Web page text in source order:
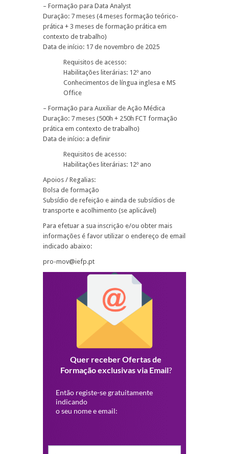
– Formação para Data Analyst
Duração: 7 meses (4 meses formação teórico-
prática + 3 meses de formação prática em
contexto de trabalho)
Data de início: 17 de novembro de 2025
Requisitos de acesso:
Habilitações literárias: 12º ano
Conhecimentos de língua inglesa e MS
Office
– Formação para Auxiliar de Ação Médica
Duração: 7 meses (500h + 250h FCT formação
prática em contexto de trabalho)
Data de início: a definir
Requisitos de acesso:
Habilitações literárias: 12º ano
Apoios / Regalias:
Bolsa de formação
Subsídio de refeição e ainda de subsídios de
transporte e acolhimento (se aplicável)
Para efetuar a sua inscrição e/ou obter mais
informações é favor utilizar o endereço de email
indicado abaixo:
pro-mov@iefp.pt